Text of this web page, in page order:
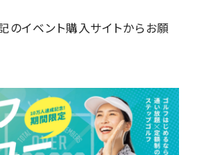
のイベント購入サイトからお願